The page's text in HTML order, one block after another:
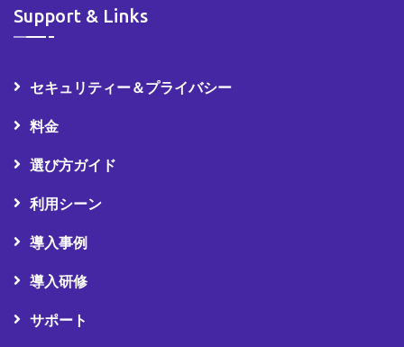
Support & Links
セキュリティー＆プライバシー
料金
選び方ガイド
利用シーン
導入事例
導入研修
サポート